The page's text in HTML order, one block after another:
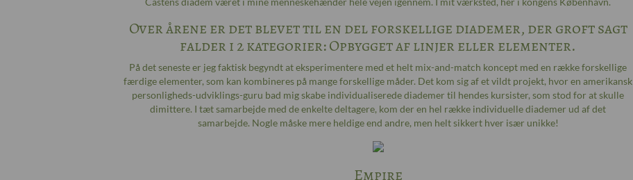
Over årene er det blevet til en del forskellige diademer, der groft sagt
falder i 2 kategorier: Opbygget af linjer eller elementer.
På det seneste er jeg faktisk begyndt at eksperimentere med et helt mix-and-match koncept med en række forskellige
færdige elementer, som kan kombineres på mange forskellige måder. Det kom sig af et vildt projekt, hvor en amerikansk
personligheds-udviklings-guru bad mig skabe individualiserede diademer til hendes kursister, som stod for at skulle
dimittere. I tæt samarbejde med de enkelte deltagere, kom der en hel række individuelle diademer ud af det
samarbejde. Nogle måske mere heldige end andre, men helt sikkert hver især unikke!
Empire